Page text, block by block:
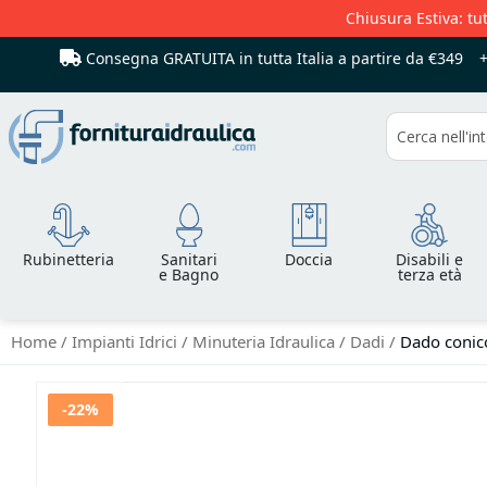
Chiusura Estiva:
Consegna GRATUITA in tutta Italia a partire da €349
Cerca
Rubinetteria Sanitari
e Bagno
Doccia Disabili e
terza età
Home Impianti Idrici Minuteria Idraulica Dadi Dado
Vai
-22%